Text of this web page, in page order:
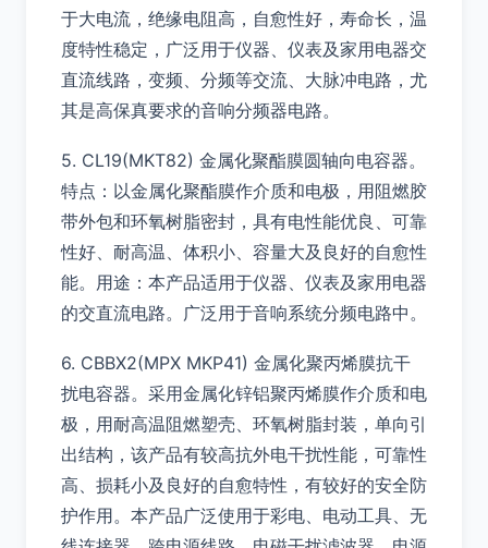
于大电流，绝缘电阻高，自愈性好，寿命长，温
度特性稳定，广泛用于仪器、仪表及家用电器交
直流线路，变频、分频等交流、大脉冲电路，尤
其是高保真要求的音响分频器电路。
5. CL19(MKT82) 金属化聚酯膜圆轴向电容器。
特点：以金属化聚酯膜作介质和电极，用阻燃胶
带外包和环氧树脂密封，具有电性能优良、可靠
性好、耐高温、体积小、容量大及良好的自愈性
能。用途：本产品适用于仪器、仪表及家用电器
的交直流电路。广泛用于音响系统分频电路中。
6. CBBX2(MPX MKP41) 金属化聚丙烯膜抗干
扰电容器。采用金属化锌铝聚丙烯膜作介质和电
极，用耐高温阻燃塑壳、环氧树脂封装，单向引
出结构，该产品有较高抗外电干扰性能，可靠性
高、损耗小及良好的自愈特性，有较好的安全防
护作用。本产品广泛使用于彩电、电动工具、无